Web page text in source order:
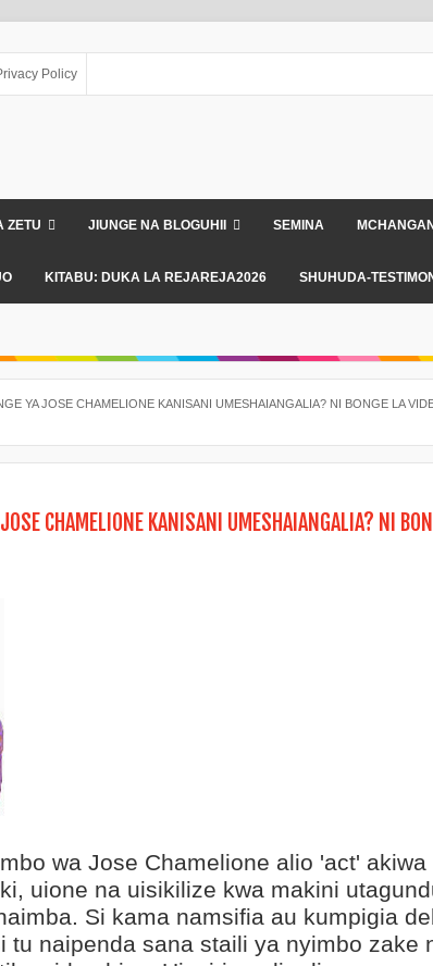
Policy
ZETU JIUNGE NA BLOGUHII SEMINA
KITABU: DUKA LA REJAREJA2026 SHUHUDA-
YA JOSE CHAMELIONE KANISANI UMESHAIANGALIA? NI BONGE LA
CHAMELIONE KANISANI UMESHAIANGALIA? NI
wa Jose Chamelione alio 'act' akiwa
uione na uisikilize kwa makini
Si kama namsifia au kumpigia
tu naipenda sana staili ya nyimbo zake
KITABU: